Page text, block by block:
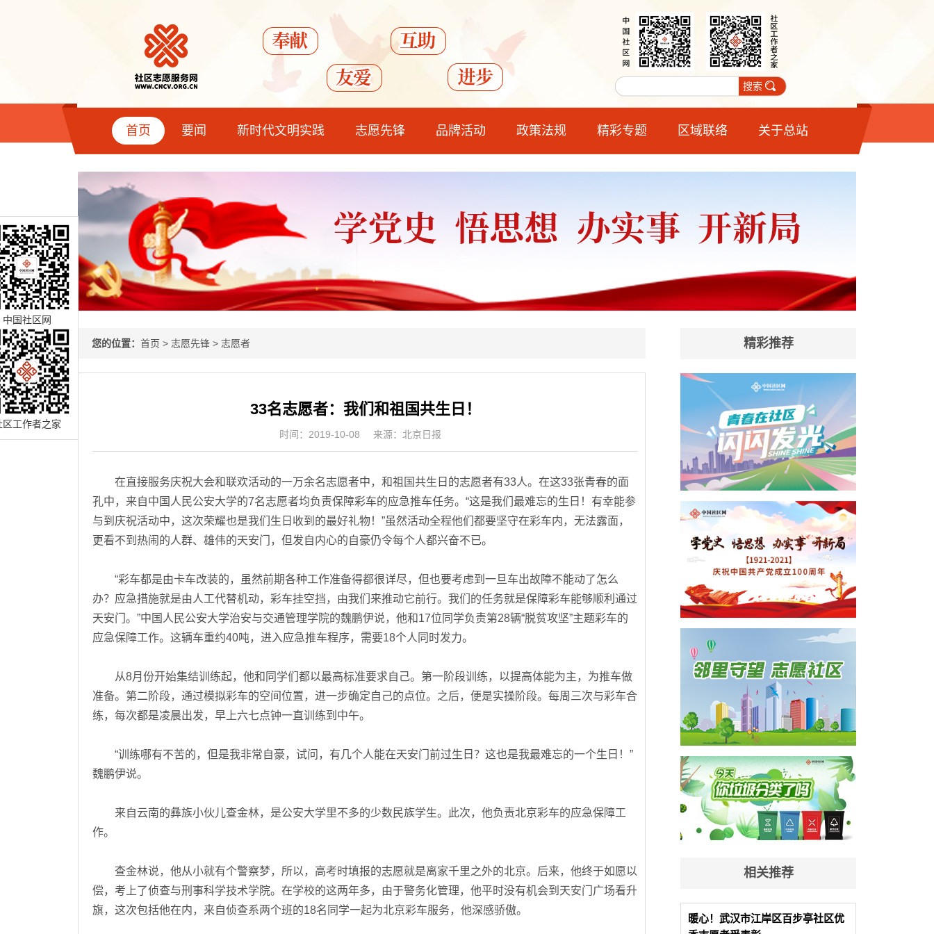
搜索
首页 要闻 新时代文明实践 志愿先锋 品牌活动 政策法规 精彩专题 区域联络 关于总站
您的位置： 首页 > 志愿先锋 > 志愿者
33名志愿者：我们和祖国共生日！
时间：2019-10-08 来源：北京日报
在直接服务庆祝大会和联欢活动的一万余名志愿者中，和祖国共生日的志愿者有33人。在这33张青春的面
孔中，来自中国人民公安大学的7名志愿者均负责保障彩车的应急推车任务。“这是我们最难忘的生日！有幸能参
与到庆祝活动中，这次荣耀也是我们生日收到的最好礼物！”虽然活动全程他们都要坚守在彩车内，无法露面，
更看不到热闹的人群、雄伟的天安门，但发自内心的自豪仍令每个人都兴奋不已。
“彩车都是由卡车改装的，虽然前期各种工作准备得都很详尽，但也要考虑到一旦车出故障不能动了怎么
办？应急措施就是由人工代替机动，彩车挂空挡，由我们来推动它前行。我们的任务就是保障彩车能够顺利通过
天安门。”中国人民公安大学治安与交通管理学院的魏鹏伊说，他和17位同学负责第28辆“脱贫攻坚”主题彩车的
应急保障工作。这辆车重约40吨，进入应急推车程序，需要18个人同时发力。
从8月份开始集结训练起，他和同学们都以最高标准要求自己。第一阶段训练，以提高体能为主，为推车做
准备。第二阶段，通过模拟彩车的空间位置，进一步确定自己的点位。之后，便是实操阶段。每周三次与彩车合
练，每次都是凌晨出发，早上六七点钟一直训练到中午。
“训练哪有不苦的，但是我非常自豪，试问，有几个人能在天安门前过生日？这也是我最难忘的一个生日！”
魏鹏伊说。
来自云南的彝族小伙儿查金林，是公安大学里不多的少数民族学生。此次，他负责北京彩车的应急保障工
作。
查金林说，他从小就有个警察梦，所以，高考时填报的志愿就是离家千里之外的北京。后来，他终于如愿以
偿，考上了侦查与刑事科学技术学院。在学校的这两年多，由于警务化管理，他平时没有机会到天安门广场看升
旗，这次包括他在内，来自侦查系两个班的18名同学一起为北京彩车服务，他深感骄傲。
精彩推荐
相关推荐
暖心！武汉市江岸区百步亭社区优
中国社区网
区工作者之家